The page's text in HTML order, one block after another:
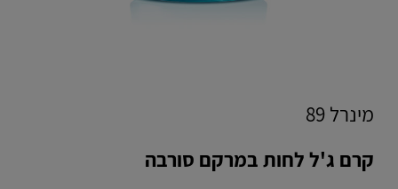
מינרל 89
קרם ג'ל לחות במרקם סורבה